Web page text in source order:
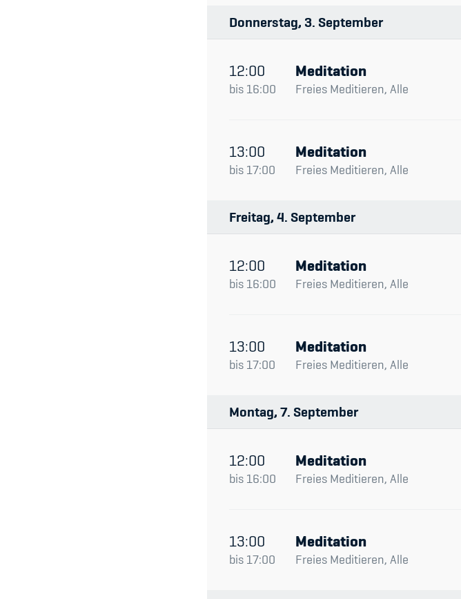
Donnerstag 3 September
12:00
bis 16:00
Meditation
Freies Meditieren, Alle
13:00
bis 17:00
Meditation
Freies Meditieren, Alle
Freitag 4 September
12:00
bis 16:00
Meditation
Freies Meditieren, Alle
13:00
bis 17:00
Meditation
Freies Meditieren, Alle
Montag 7 September
12:00
bis 16:00
Meditation
Freies Meditieren, Alle
13:00
bis 17:00
Meditation
Freies Meditieren, Alle